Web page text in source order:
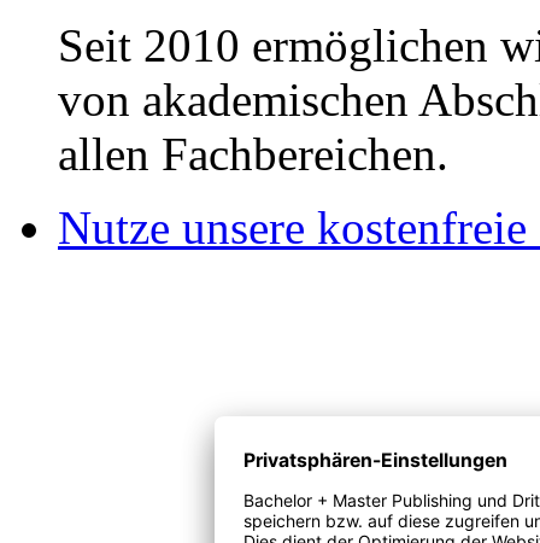
Seit 2010 ermöglichen
von akademischen
allen Fachbereichen.
Nutze unsere